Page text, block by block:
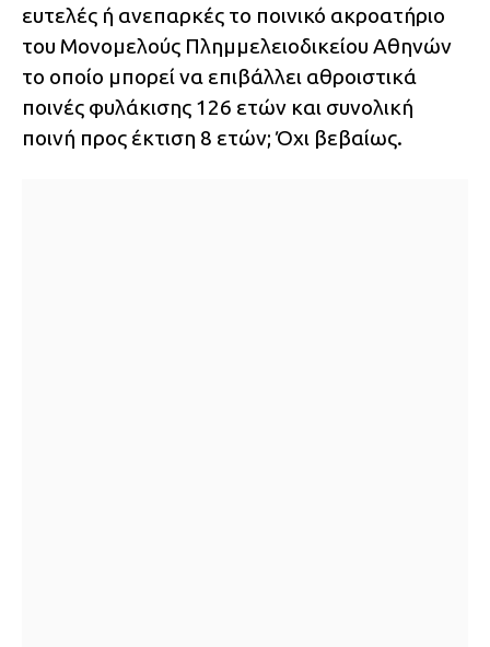
ευτελές ή ανεπαρκές το ποινικό ακροατήριο
του Μονομελούς Πλημμελειοδικείου Αθηνών
το οποίο μπορεί να επιβάλλει αθροιστικά
ποινές φυλάκισης 126 ετών και συνολική
ποινή προς έκτιση 8 ετών; Όχι βεβαίως.